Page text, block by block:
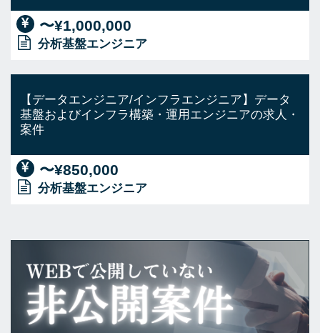
〜¥1,000,000
分析基盤エンジニア
【データエンジニア/インフラエンジニア】データ
基盤およびインフラ構築・運用エンジニアの求人・
案件
〜¥850,000
分析基盤エンジニア